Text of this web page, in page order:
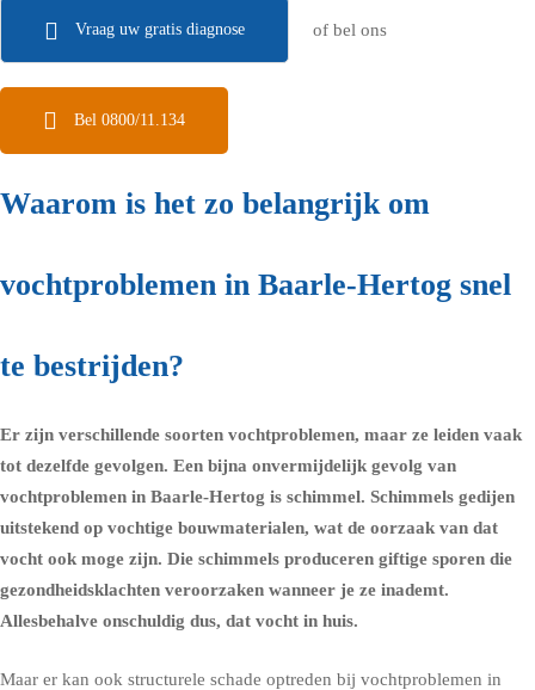
Vraag uw gratis diagnose of bel ons
Bel 0800/11.134
Waarom is het zo belangrijk om
vochtproblemen in Baarle-Hertog snel
te bestrijden?
Er zijn verschillende soorten vochtproblemen, maar ze leiden vaak
tot dezelfde gevolgen. Een bijna onvermijdelijk gevolg van
vochtproblemen in Baarle-Hertog is schimmel. Schimmels gedijen
uitstekend op vochtige bouwmaterialen, wat de oorzaak van dat
vocht ook moge zijn. Die schimmels produceren giftige sporen die
gezondheidsklachten veroorzaken wanneer je ze inademt.
Allesbehalve onschuldig dus, dat vocht in huis.
Maar er kan ook structurele schade optreden bij vochtproblemen in